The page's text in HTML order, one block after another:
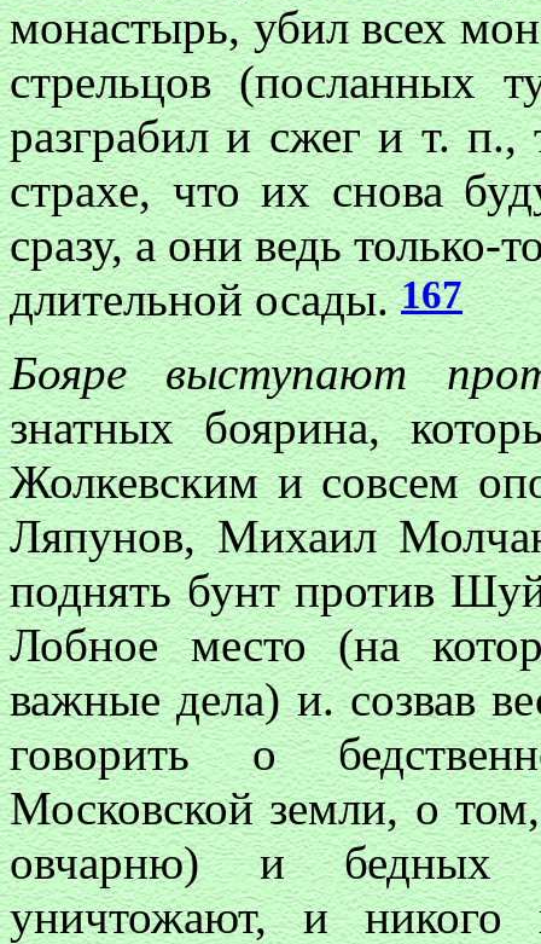
монастырь, убил всех
стрельцов (посланных
разграбил и сжег и т.
страхе, что их снова
сразу, а они ведь только-
длительной осады.167
Бояре выступают
знатных боярина,
Жолкевским и совсем
Ляпунов, Михаил
поднять бунт против
Лобное место (на
важные дела) и. созвав
говорить о
Московской земли, о
овчарню) и бедных
уничтожают, и